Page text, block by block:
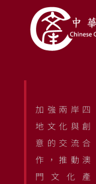
加強兩岸四
地文化與創
意的交流合
作，推動澳
門文化產